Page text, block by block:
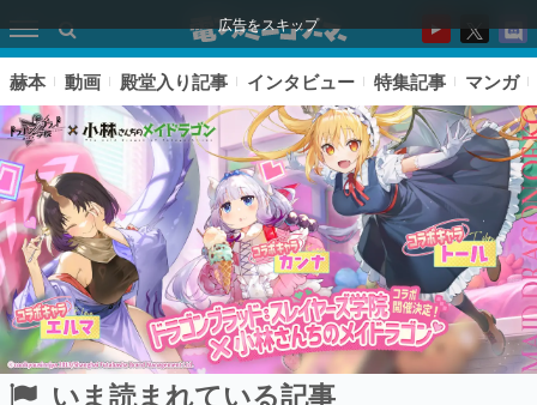
広告をスキップ
赫本 動画 殿堂入り記事 インタビュー 特集記事 マンガ
いま読まれている記事